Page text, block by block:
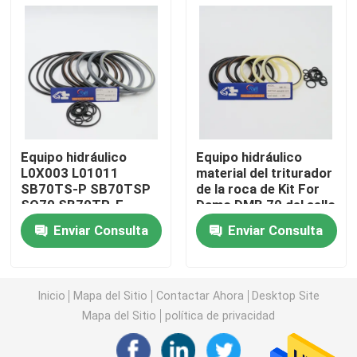
equipo del sello del jcb
Equipo del sello de KOMATSU
Rod Seal hidráulico
Sello de aceite hidráulico
Sello hidráulico del polvo
Sello hidráulico del pistón
Equipo hidráulico
L0X003 L01011
SB70TS-P SB70TSP
SQ70 SB70TR-F
SB70TRF del sello del
triturador de SOOSAN
SB70
Enviar Consulta
Equipo hidráulico
material del triturador
de la roca de Kit For
Damo DMB 70 del sello
del martillo de PTFE
Enviar Consulta
Inicio Mapa del Sitio Contactar Ahora
Desktop Site
Mapa del Sitio
política de privacidad